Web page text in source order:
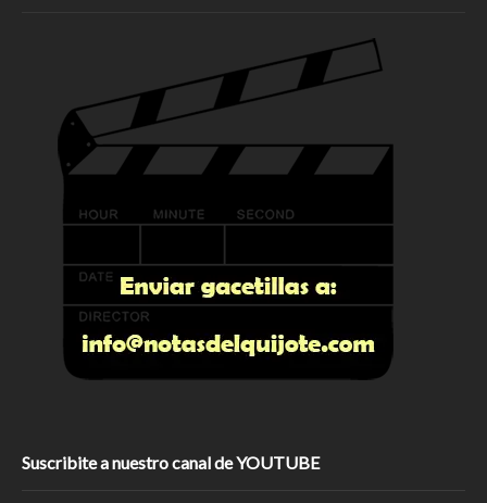
Suscribite a nuestro canal de YOUTUBE